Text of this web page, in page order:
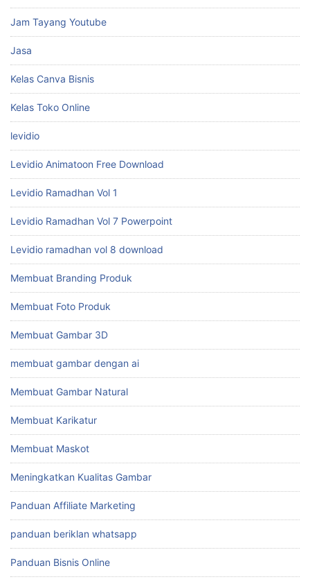
Jam Tayang Youtube
Jasa
Kelas Canva Bisnis
Kelas Toko Online
levidio
Levidio Animatoon Free Download
Levidio Ramadhan Vol 1
Levidio Ramadhan Vol 7 Powerpoint
Levidio ramadhan vol 8 download
Membuat Branding Produk
Membuat Foto Produk
Membuat Gambar 3D
membuat gambar dengan ai
Membuat Gambar Natural
Membuat Karikatur
Membuat Maskot
Meningkatkan Kualitas Gambar
Panduan Affiliate Marketing
panduan beriklan whatsapp
Panduan Bisnis Online